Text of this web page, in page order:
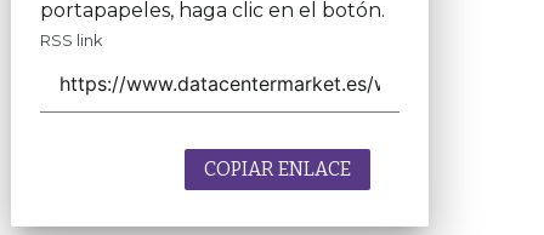
portapapeles, haga clic en el botón.
RSS link
COPIAR ENLACE